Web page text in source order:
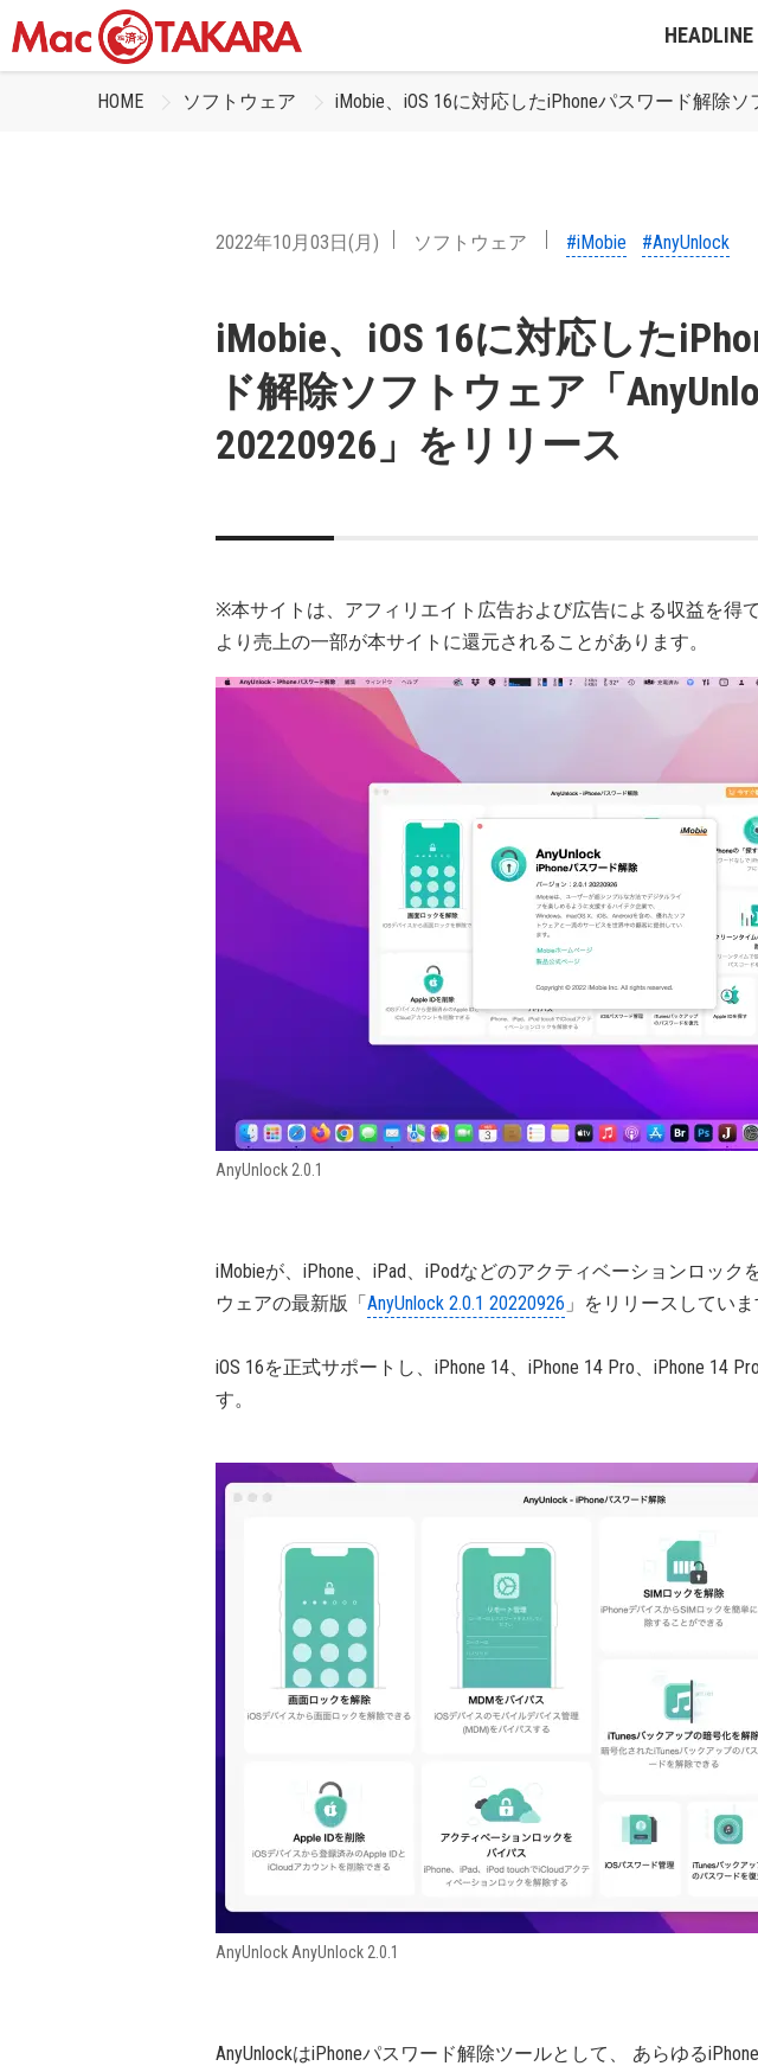
HEADLINE
HOME ソフトウェア iMobie、iOS 16に対応したiPhoneパスワード解除
2022年10月03日(月) ソフトウェア #iMobie #AnyUnlock
iMobie、iOS 16に対応した
ド解除ソフトウェア「
20220926」をリリース
※本サイトは、アフィリエイト広告および広告による収益を得
より売上の一部が本サイトに還元されることがあります。
AnyUnlock 2.0.1
iMobieが、iPhone、iPad、iPodなどのアクティベーションロック
ウェアの最新版「AnyUnlock 2.0.1 20220926 」をリリースしていま
iOS 16を正式サポートし、iPhone 14、iPhone 14 Pro、iPhone 14
す。
AnyUnlock AnyUnlock 2.0.1
AnyUnlockはiPhoneパスワード解除ツールとして、 あらゆる